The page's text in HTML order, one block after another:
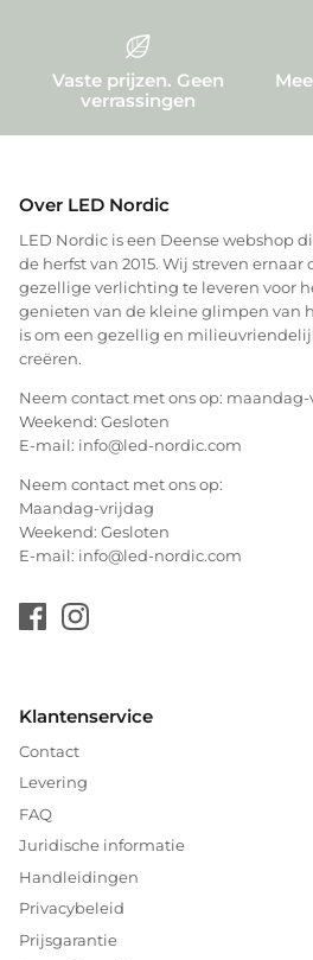
Vaste prijzen. Geen
verrassingen
Over LED Nordic
LED Nordic is een Deense webshop
de herfst van 2015. Wij streven
gezellige verlichting te leveren voor
genieten van de kleine glimpen van
is om een gezellig en
creëren.
Neem contact met ons op:
Weekend: Gesloten
E-mail: info@led-nordic.com
Neem contact met ons op:
Maandag-vrijdag
Weekend: Gesloten
E-mail: info@led-nordic.com
Klantenservice
Contact
Levering
FAQ
Juridische informatie
Handleidingen
Privacybeleid
Prijsgarantie